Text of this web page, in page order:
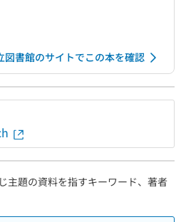
図書館のサイトでこの本を確認
主題の資料を指すキーワード、著者